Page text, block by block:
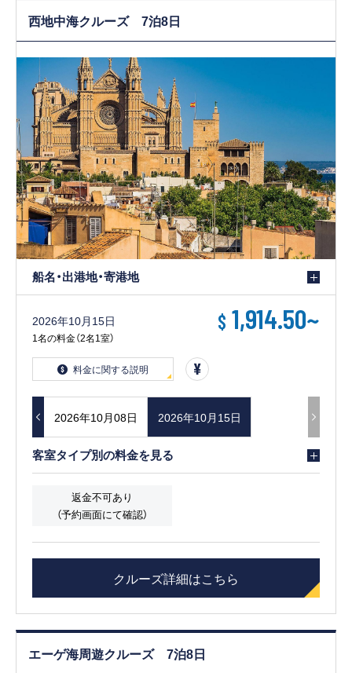
西地中海クルーズ 7泊8日
船名・出港地・寄港地
2026年10月15日
1名の料金（2名1室）
$ 1,914.50~
料金に関する説明
2026年10月08日 2026年10月15日
客室タイプ別の料金を見る
返金不可あり
（予約画面にて確認）
クルーズ詳細はこちら
エーゲ海周遊クルーズ 7泊8日